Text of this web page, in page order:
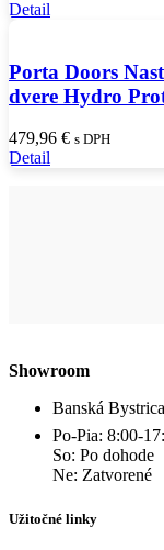
Detail
Porta Doors
dvere Hydro
479,96 € s DPH
Detail
Showroom
Banská
Po-Pia: 8:00-
So: Po dohode
Ne: Zatvorené
Užitočné linky